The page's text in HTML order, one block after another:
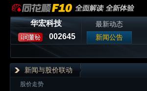
华宏科技
002645
最新动态
新闻公告
新闻与股价联动
股价走势